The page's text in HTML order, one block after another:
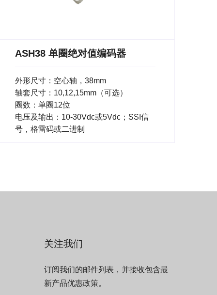
ASH38 单圈绝对值编码器
外形尺寸：空心轴，38mm
轴套尺寸：10,12,15mm（可选）
圈数：单圈12位
电压及输出：10-30Vdc或5Vdc；SSI信
号，格雷码或二进制
关注我们
订阅我们的邮件列表，并接收包含最
新产品优惠政策。